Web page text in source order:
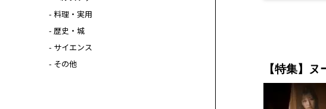
【特集】
- 料理・実用
- 歴史・城
- サイエンス
- その他